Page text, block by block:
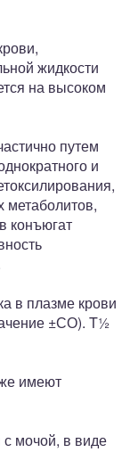
жидкости
на высоком
путем
и
метаболитов,
конъюгат
в плазме крови
±СО). T½
имеют
мочой, в виде